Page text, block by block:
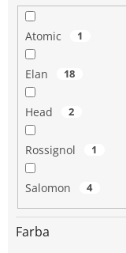
Atomic 1
Elan 18
Head 2
Rossignol 1
Salomon 4
Farba